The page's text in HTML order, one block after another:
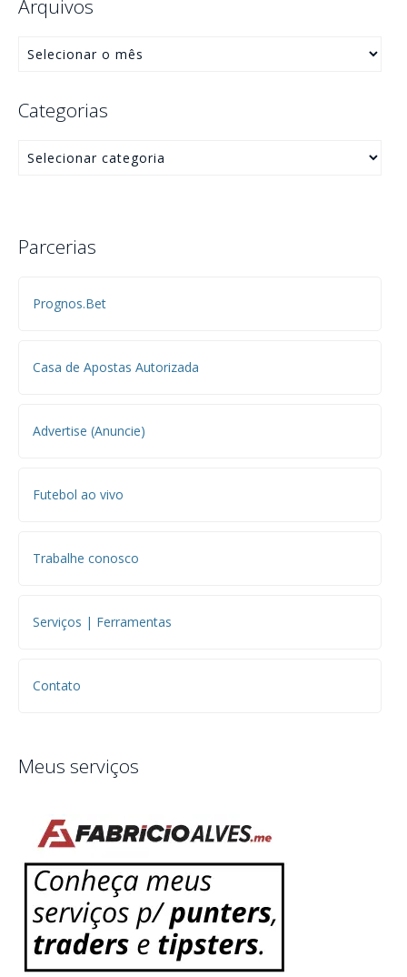
Arquivos
Categorias
Parcerias
Prognos.Bet
Casa de Apostas Autorizada
Advertise (Anuncie)
Futebol ao vivo
Trabalhe conosco
Serviços | Ferramentas
Contato
Meus serviços